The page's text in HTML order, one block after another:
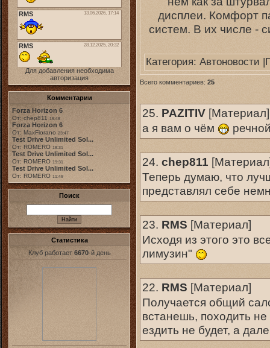
Для добавления необходима
авторизация
Комментарии
Forza Horizon 6
От: chep811 19:48
Forza Horizon 6
От: MaxFiorano 23:47
Test Drive Unlimited Sol...
От: ROMERO 18:31
Test Drive Unlimited Sol...
От: ROMERO 19:31
Test Drive Unlimited Sol...
От: ROMERO 11:49
Поиск
Статистика
Клуб работает 6670-й день
дисплеи. Комфорт
систем. В их числе -
Категория: Автоновости
Всего комментариев: 25
25. PAZITIV [Материал]
а я вам о чём
24. chep811 [Материал
Теперь думаю, что
представлял себе
23. RMS [Материал]
Исходя из этого это
лимузин"
22. RMS [Материал]
Получается общий
встанешь, походить
ездить не будет, а